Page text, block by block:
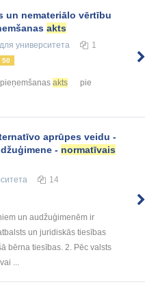
un nemateriālo vērtību
akts
для университета 1
50
akts
pie
aprūpes veidu -
- normatīvais
14
un audžuģimenēm ir
un juridiskās tiesības
bērna tiesības. 2. Pēc valsts
...